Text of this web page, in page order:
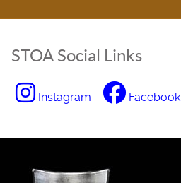
STOA Social Links
Instagram Facebook